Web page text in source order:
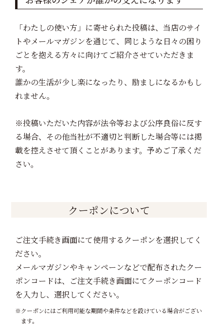
「わたしの使い方」に寄せられた投稿は、当店のサイ
トやメールマガジンを通じて、同じような日々の困り
ごとを抱える方々に向けてご紹介させていただきま
す。
誰かの生活が少し楽になったり、励ましになるかもし
れません。
※投稿いただいた内容が法令等および公序良俗に反す
る場合、その他当社が不適切と判断した場合等には掲
載を控えさせて頂くことがあります。予めご了承くだ
さい。
クーポンについて
ご注文手続き画面にて使用するクーポンを選択してく
ださい。
メールマガジンやキャンペーンなどで配布されたクー
ポンコードは、ご注文手続き画面にてクーポンコード
を入力し、選択してください。
クーポンにはご利用可能な期間や条件などを設けている場合がござい
ます。